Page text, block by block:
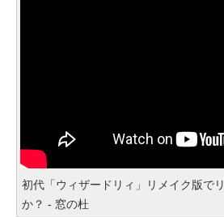
初代「ウィザードリィ」リメイク版で
か？ - 窓の杜